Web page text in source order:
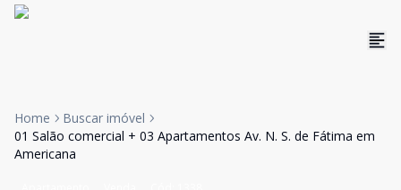
Home
Buscar imóvel
01 Salão comercial + 03 Apartamentos Av. N. S. de Fátima em
Americana